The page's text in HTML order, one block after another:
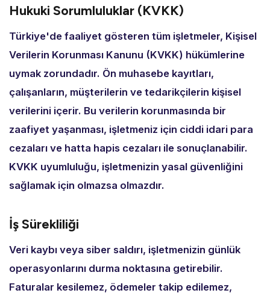
Hukuki Sorumluluklar (KVKK)
Türkiye'de faaliyet gösteren tüm işletmeler, Kişisel
Verilerin Korunması Kanunu (KVKK) hükümlerine
uymak zorundadır. Ön muhasebe kayıtları,
çalışanların, müşterilerin ve tedarikçilerin kişisel
verilerini içerir. Bu verilerin korunmasında bir
zaafiyet yaşanması, işletmeniz için ciddi idari para
cezaları ve hatta hapis cezaları ile sonuçlanabilir.
KVKK uyumluluğu, işletmenizin yasal güvenliğini
sağlamak için olmazsa olmazdır.
İş Sürekliliği
Veri kaybı veya siber saldırı, işletmenizin günlük
operasyonlarını durma noktasına getirebilir.
Faturalar kesilemez, ödemeler takip edilemez,